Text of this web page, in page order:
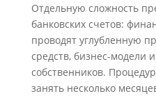
Отдельную сложность
банковских счетов:
проводят углубленную
средств, бизнес-модели
собственников.
занять несколько